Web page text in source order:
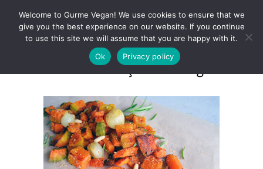
Fırınlanmış Balkabağı
Welcome to Gurme Vegan! We use cookies to ensure that we
give you the best experience on our website. If you continue
to use this site we will assume that you are happy with it.
Ok
Privacy policy